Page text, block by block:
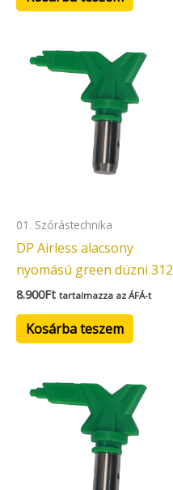
01. Szórástechnika
DP Airless alacsony
nyomású green düzni 312
8.900Ft tartalmazza az ÁFÁ-t
Kosárba teszem